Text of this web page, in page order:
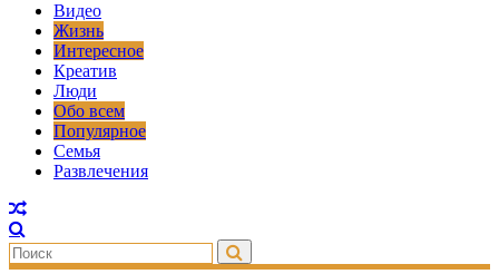
Видео
Жизнь
Интересное
Креатив
Люди
Обо всем
Популярное
Семья
Развлечения